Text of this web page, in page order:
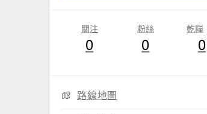
關注
0
粉絲
0
乾糧
0
路線地圖